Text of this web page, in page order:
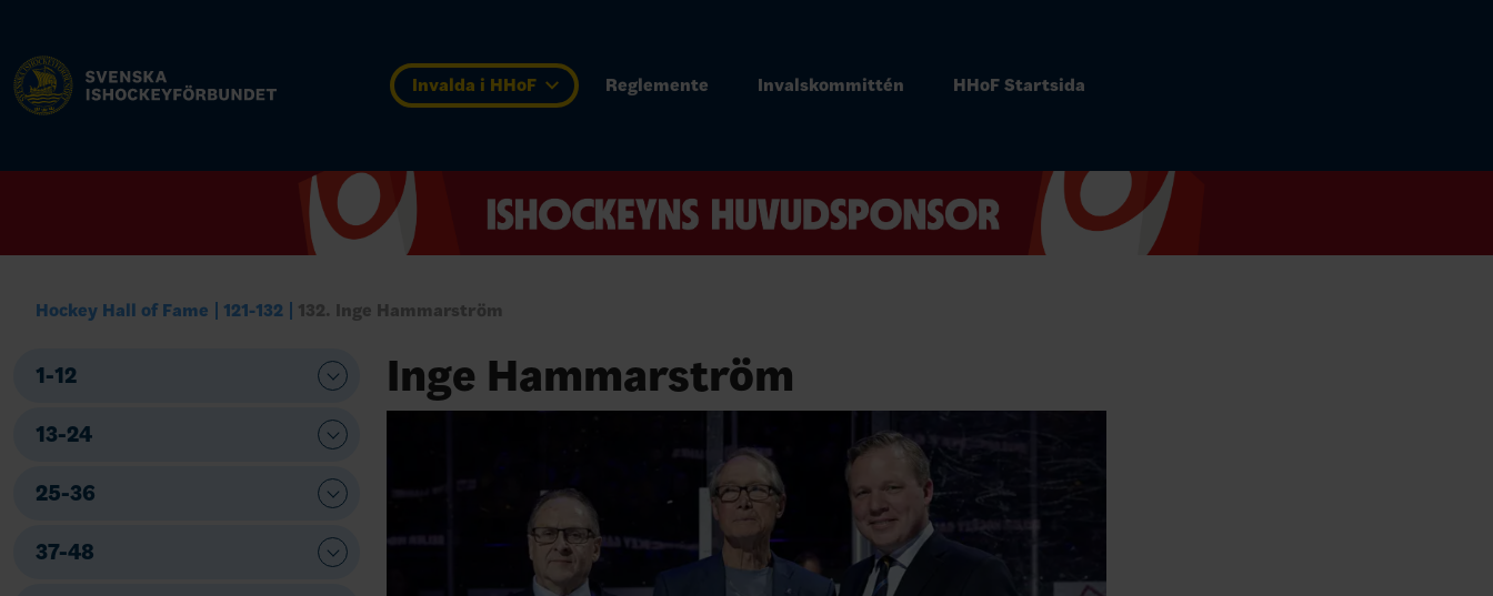
Invalda i HHoF Reglemente Invalskommittén HHoF Startsida
Hockey Hall of Fame 121-132 132. Inge Hammarström
1-12
13-24
25-36
37-48
Inge Hammarström